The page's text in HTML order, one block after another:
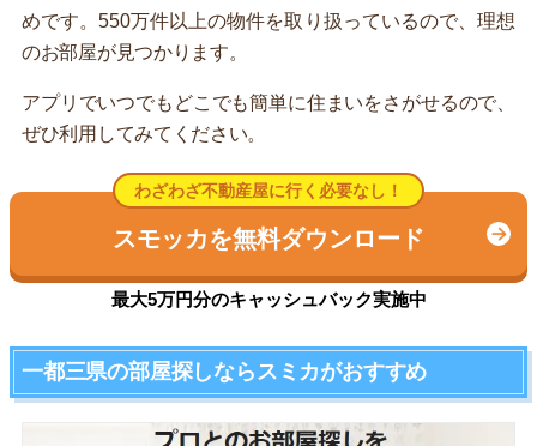
めです。550万件以上の物件を取り扱っているので、理想
のお部屋が見つかります。
アプリでいつでもどこでも簡単に住まいをさがせるので、
ぜひ利用してみてください。
わざわざ不動産屋に行く必要なし！
スモッカを無料ダウンロード
最大5万円分のキャッシュバック実施中
一都三県の部屋探しならスミカがおすすめ